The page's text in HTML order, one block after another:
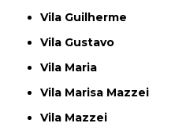
Vila Guilherme
Vila Gustavo
Vila Maria
Vila Marisa Mazzei
Vila Mazzei